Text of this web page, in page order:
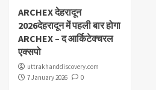
ARCHEX देहरादून
2026देहरादून में पहली बार होगा
ARCHEX – द आर्किटेक्चरल
एक्सपो
uttrakhanddiscovery.com
7 January 2026
0